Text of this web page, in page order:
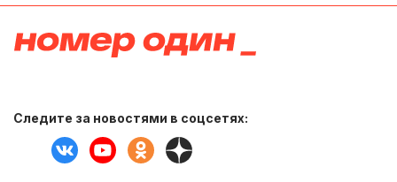
Следите за новостями в соцсетях: